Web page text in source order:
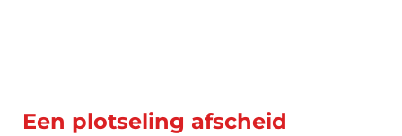
Een plotseling afscheid